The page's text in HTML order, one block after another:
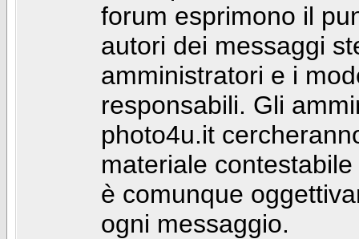
forum esprimono il
autori dei messaggi
amministratori e i
responsabili. Gli
photo4u.it
materiale
è comunque
ogni messaggio.